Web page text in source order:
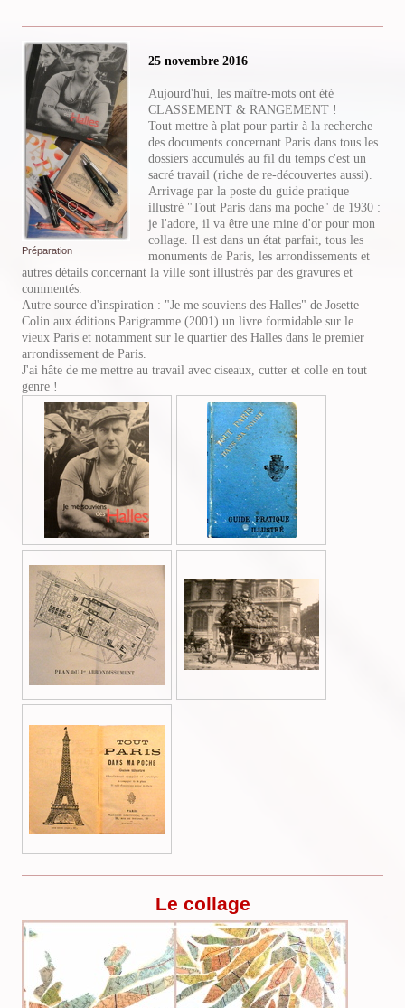
Préparation
25 novembre 2016
Aujourd'hui, les maître-mots ont été
CLASSEMENT & RANGEMENT !
Tout mettre à plat pour partir à la recherche
des documents concernant Paris dans tous les
dossiers accumulés au fil du temps c'est un
sacré travail (riche de re-découvertes aussi).
Arrivage par la poste du guide pratique
illustré "Tout Paris dans ma poche" de 1930 :
je l'adore, il va être une mine d'or pour mon
collage. Il est dans un état parfait, tous les
monuments de Paris, les arrondissements et
autres détails concernant la ville sont illustrés par des gravures et
commentés.
Autre source d'inspiration : "Je me souviens des Halles" de Josette
Colin aux éditions Parigramme (2001) un livre formidable sur le
vieux Paris et notamment sur le quartier des Halles dans le premier
arrondissement de Paris.
J'ai hâte de me mettre au travail avec ciseaux, cutter et colle en tout
genre !
Le collage